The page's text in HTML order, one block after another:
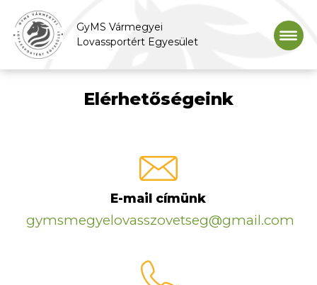
GyMS Vármegyei
Lovassportért Egyesület
Elérhetőségeink
E-mail címünk
gymsmegyelovasszovetseg@gmail.com